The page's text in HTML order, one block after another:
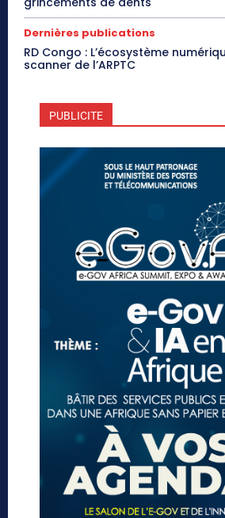
Dernières publications
RD Congo : L’écosystème
scanner de l’ARPTC
PUBLICITE